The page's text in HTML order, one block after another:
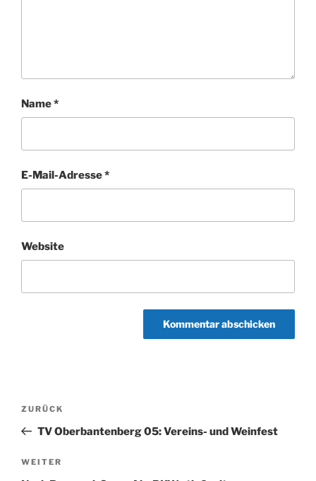
Name*
E-Mail-Adresse*
Website
Beitragsnavigation
Vorheriger
Beitrag
ZURÜCK
TV Oberbantenberg 05: Vereins- und Weinfest
Nächster
WEITER